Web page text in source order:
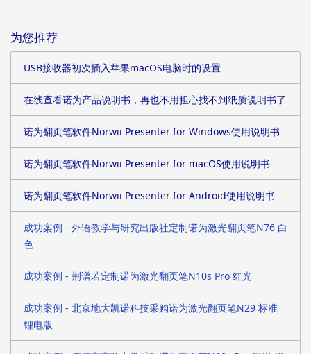
为您推荐
USB接收器初次插入苹果macOS电脑时的设置
在线查看诺为产品说明书，再也不用担心找不到纸质说明书了
诺为翻页笔软件Norwii Presenter for Windows使用说明书
诺为翻页笔软件Norwii Presenter for macOS使用说明书
诺为翻页笔软件Norwii Presenter for Android使用说明书
成功案例 - 外语教学与研究出版社定制诺为激光翻页笔N76 白
色
成功案例 - 荆谱若定制诺为激光翻页笔N10s Pro 红光
成功案例 - 北京地大凯诺科技采购诺为激光翻页笔N29 标准
锂电版